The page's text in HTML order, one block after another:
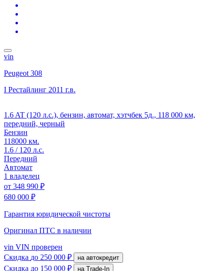
vin
Peugeot 308
I Рестайлинг 2011 г.в.
1.6 AT (120 л.с.), бензин, автомат, хэтчбек 5д., 118 000 км,
передний, черный
Бензин
118000 км.
1.6 / 120 л.с.
Передний
Автомат
1 владелец
от 348 990 ₽
680 000 ₽
Гарантия юридической чистоты
Оригинал ПТС в наличии
vin VIN проверен
Скидка до 250 000 ₽ на автокредит
Скидка до 150 000 ₽
на Trade-In